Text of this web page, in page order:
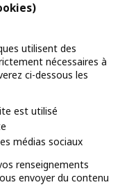
utilisent des
nécessaires à
ci-dessous les
est utilisé
médias sociaux
renseignements
envoyer du contenu